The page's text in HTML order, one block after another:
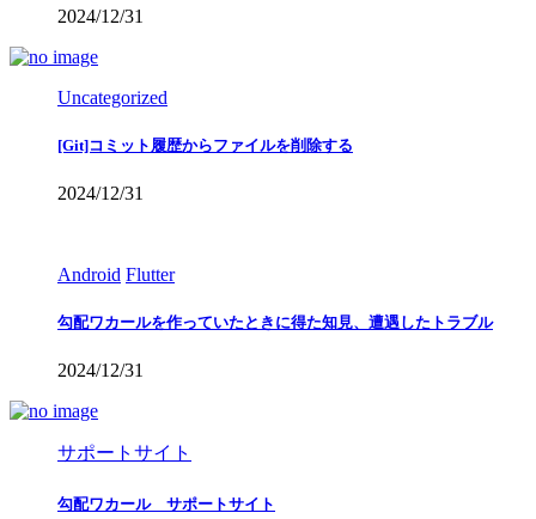
2024/12/31
Uncategorized
[Git]コミット履歴からファイルを削除する
2024/12/31
Android Flutter
勾配ワカールを作っていたときに得た知見、遭遇したトラブル
2024/12/31
サポートサイト
勾配ワカール サポートサイト